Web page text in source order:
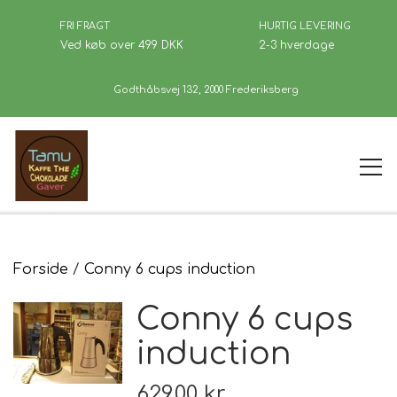
FRI FRAGT
Ved køb over 499 DKK
HURTIG LEVERING
2-3 hverdage
Godthåbsvej 132, 2000 Frederiksberg
Forside
Kaffe
Se Butikken
Forside Conny 6 cups induction
Conny 6 cups
induction